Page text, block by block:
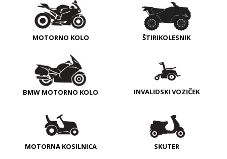
MOTORNO KOLO ŠTIRIKOLESNIK
BMW MOTORNO KOLO INVALIDSKI VOZIČEK
MOTORNA KOSILNICA SKUTER